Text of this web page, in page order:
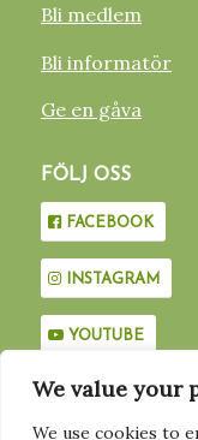
We value your
We use cookies to
Bli medlem
Bli informatör
Ge en gåva
FÖLJ OSS
FACEBOOK
INSTAGRAM
YOUTUBE
PRENUMERERA
Email